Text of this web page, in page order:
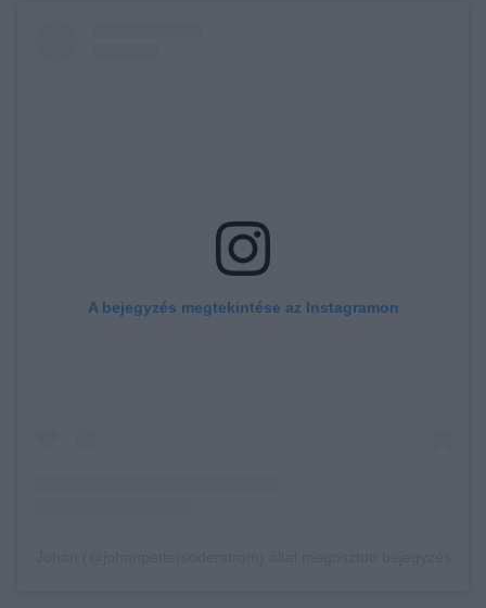
A bejegyzés megtekintése az Instagramon